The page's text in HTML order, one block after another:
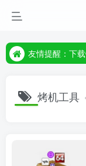
友情提醒：下
友情提醒：下
烤机工具